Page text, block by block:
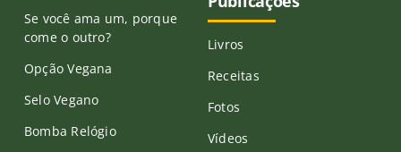
Se você ama um, porque
come o outro?
Opção Vegana
Selo Vegano
Bomba Relógio
Livros
Receitas
Fotos
Vídeos